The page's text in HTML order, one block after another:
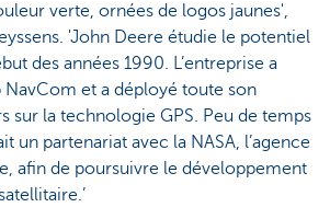
verte, ornées de logos jaunes',
'John Deere étudie le potentiel
des années 1990. L’entreprise a
et a déployé toute son
sur la technologie GPS. Peu de temps
un partenariat avec la NASA, l’agence
afin de poursuivre le développement